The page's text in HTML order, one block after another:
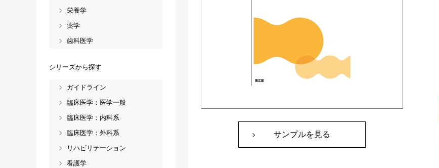
サンプルを見る
栄養学
薬学
歯科医学
シリーズから探す
ガイドライン
臨床医学：医学一般
臨床医学：内科系
臨床医学：外科系
リハビリテーション
看護学